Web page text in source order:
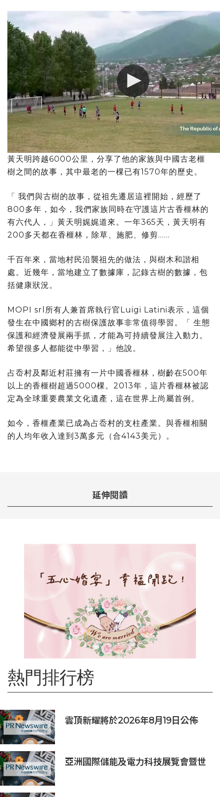
黃天明跨越6000公里，分享了他的家族與中國古老榧
樹之間的故事，其中最老的一棵已有1570年的歷史。
「 我們與古樹的故事，從祖先遷居這裡開始，經歷了
800多年，如今，我們家族同時在守護這片古香榧林的
有六代人，」黃天明娓娓道來。一年365天，黃天明有
200多天都在香榧林，除草、施肥、修剪……
千百年來，當地村民沿襲祖先的做法，與樹木和諧相
處。近幾年，當地建立了數據庫，記錄古樹的數據，包
括健康狀況。
MOPI srl所有人兼首席執行官Luigi Latini表示，這個
發生在中國鄉村的古樹保護故事非常值得學習。「 生態
保護和經濟發展兩手抓，才能為可持續發展注入動力。
希望很多人都能從中學習，」他說。
占岙村及鄰近村莊擁有一片中國香榧林，樹齡在500年
以上的香榧樹超過5000棵。2013年，這片香榧林被認
定為全球重要農業文化遺產，這在世界上尚屬首例。
如今，香榧產業已成為占岙村的支柱產業。與香榧相關
的人均年收入達到3萬多元（合4143美元）。
延伸閱讀
熱門排行榜
雲頂新耀將於2026年8月19日公佈
亞洲國際儲能及電力科技展覽會暨世